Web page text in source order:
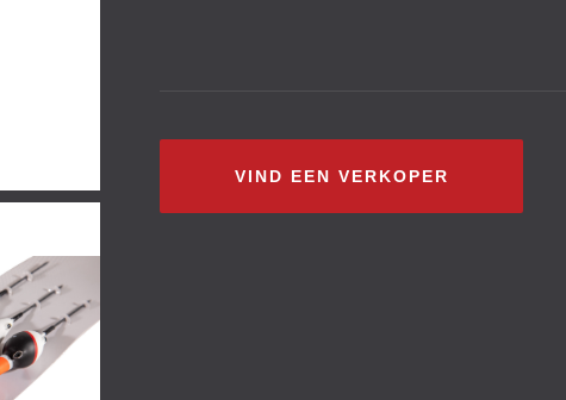
VIND EEN VERKOPER